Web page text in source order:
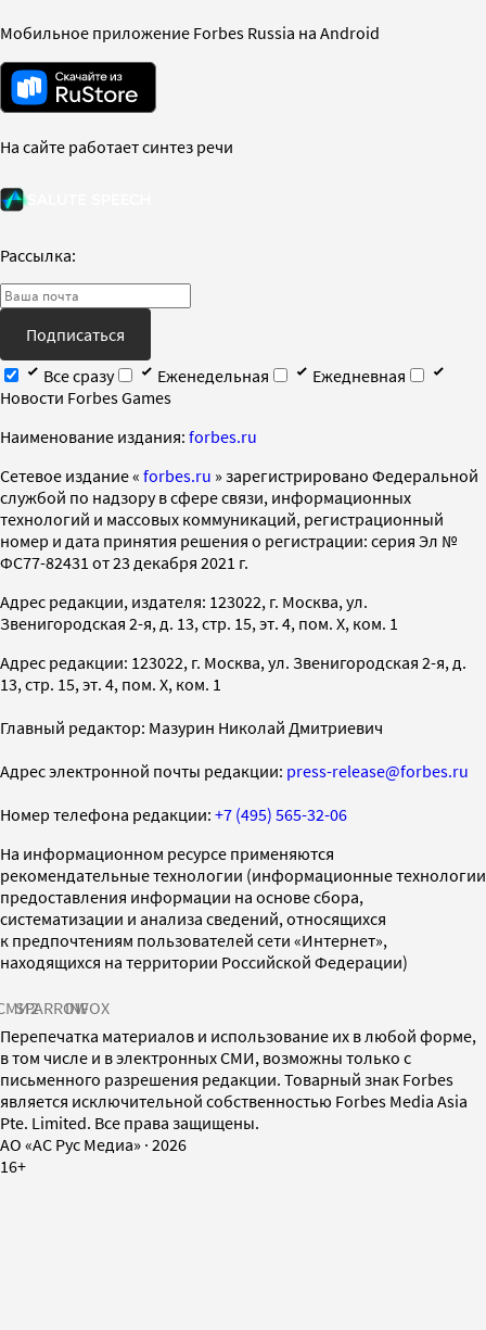
Мобильное приложение Forbes Russia на Android
На сайте работает синтез речи
Рассылка:
Подписаться
Все сразу
Еженедельная
Ежедневная
Новости Forbes Games
Наименование издания: forbes.ru
Cетевое издание « forbes.ru » зарегистрировано Федеральной
службой по надзору в сфере связи, информационных
технологий и массовых коммуникаций, регистрационный
номер и дата принятия решения о регистрации: серия Эл №
ФС77-82431 от 23 декабря 2021 г.
Адрес редакции, издателя: 123022, г. Москва, ул.
Звенигородская 2-я, д. 13, стр. 15, эт. 4, пом. X, ком. 1
Адрес редакции: 123022, г. Москва, ул. Звенигородская 2-я, д.
13, стр. 15, эт. 4, пом. X, ком. 1
Главный редактор: Мазурин Николай Дмитриевич
Адрес электронной почты редакции: press-release@forbes.ru
Номер телефона редакции: +7 (495) 565-32-06
На информационном ресурсе применяются
рекомендательные технологии (информационные технологии
предоставления информации на основе сбора,
систематизации и анализа сведений, относящихся
к предпочтениям пользователей сети «Интернет»,
находящихся на территории Российской Федерации)
SPARROWINFOX
Перепечатка материалов и использование их в любой форме,
в том числе и в электронных СМИ, возможны только с
письменного разрешения редакции. Товарный знак Forbes
является исключительной собственностью Forbes Media Asia
Pte. Limited. Все права защищены.
AO «АС Рус Медиа» · 2026
16+